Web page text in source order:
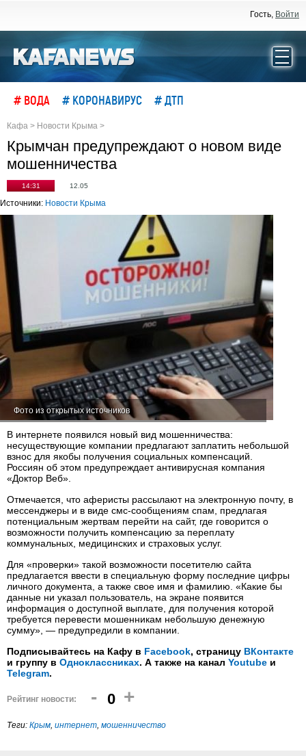
Гость, Войти
# ВОДА # КОРОНАВИРУС # ДТП
Кафа > Новости Крыма >
Крымчан предупреждают о новом виде
мошенничества
14:31 12.05
Источники: Новости Крыма
Фото из открытых источников
В интернете появился новый вид мошенничества:
несуществующие компании предлагают заплатить небольшой
взнос для якобы получения социальных компенсаций.
Россиян об этом предупреждает антивирусная компания
«Доктор Веб».
Отмечается, что аферисты рассылают на электронную почту, в
мессенджеры и в виде смс-сообщениям спам, предлагая
потенциальным жертвам перейти на сайт, где говорится о
возможности получить компенсацию за переплату
коммунальных, медицинских и страховых услуг.
Для «проверки» такой возможности посетителю сайта
предлагается ввести в специальную форму последние цифры
личного документа, а также свое имя и фамилию. «Какие бы
данные ни указал пользователь, на экране появится
информация о доступной выплате, для получения которой
требуется перевести мошенникам небольшую денежную
сумму», — предупредили в компании.
Подписывайтесь на Кафу в Facebook, страницу ВКонтакте
и группу в Одноклассниках. А также на канал Youtube и
Telegram.
Рейтинг новости: - 0 +
Теги: Крым, интернет, мошенничество